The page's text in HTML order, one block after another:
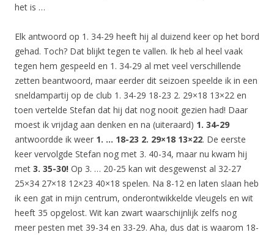
het is …
Elk antwoord op 1. 34-29 heeft hij al duizend keer op het bord
gehad. Toch? Dat blijkt tegen te vallen. Ik heb al heel vaak
tegen hem gespeeld en 1. 34-29 al met veel verschillende
zetten beantwoord, maar eerder dit seizoen speelde ik in een
sneldampartij op de club 1. 34-29 18-23 2. 29×18 13×22 en
toen vertelde Stefan dat hij dat nog nooit gezien had! Daar
moest ik vrijdag aan denken en na (uiteraard) 1. 34-29
antwoordde ik weer 1. … 18-23 2. 29×18 13×22. De eerste
keer vervolgde Stefan nog met 3. 40-34, maar nu kwam hij
met 3. 35-30! Op 3. … 20-25 kan wit desgewenst al 32-27
25×34 27×18 12×23 40×18 spelen. Na 8-12 en laten slaan heb
ik een gat in mijn centrum, onderontwikkelde vleugels en wit
heeft 35 opgelost. Wit kan zwart waarschijnlijk zelfs nog
meer pesten met 39-34 en 33-29. Aha, dus dat is waarom 18-